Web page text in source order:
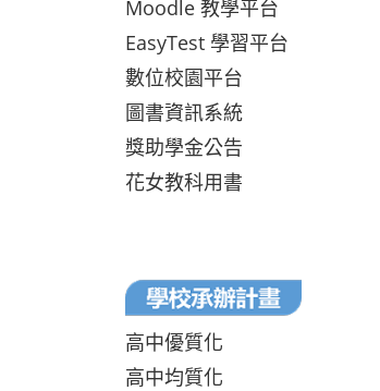
Moodle 教學平台
EasyTest 學習平台
數位校園平台
圖書資訊系統
獎助學金公告
花女教科用書
高中優質化
高中均質化